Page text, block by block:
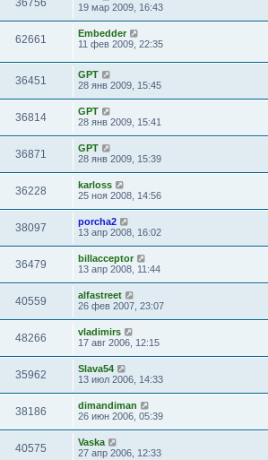
19 мар 2009, 16:43
62661
Embedder
11 фев 2009, 22:35
36451
GPT
28 янв 2009, 15:45
36814
GPT
28 янв 2009, 15:41
36871
GPT
28 янв 2009, 15:39
36228
karloss
25 ноя 2008, 14:56
38097
porcha2
13 апр 2008, 16:02
36479
billacceptor
13 апр 2008, 11:44
40559
alfastreet
26 фев 2007, 23:07
48266
vladimirs
17 авг 2006, 12:15
35962
Slava54
13 июл 2006, 14:33
38186
dimandiman
26 июн 2006, 05:39
40575
Vaska
27 апр 2006, 12:33